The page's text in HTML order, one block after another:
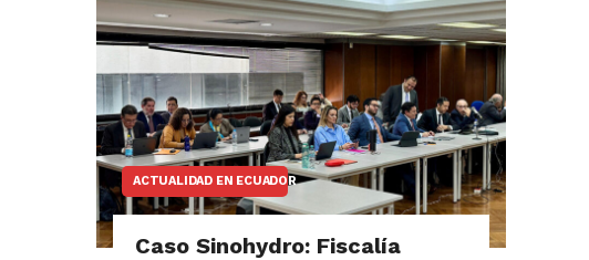
ACTUALIDAD EN ECUADOR
Caso Sinohydro: Fiscalía